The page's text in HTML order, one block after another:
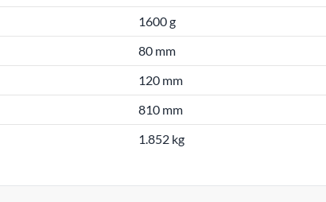
1600 g
80 mm
120 mm
810 mm
1.852 kg